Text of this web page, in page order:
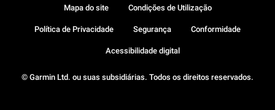
© Garmin Ltd. ou suas subsidiárias. Todos os direitos reservados.
Mapa do site Condições de Utilização
Política de Privacidade Segurança Conformidade
Acessibilidade digital